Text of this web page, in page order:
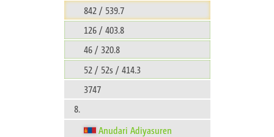
842 / 539.7
126 / 403.8
46 / 320.8
52 / 52s / 414.3
3747
8.
Anudari Adiyasuren